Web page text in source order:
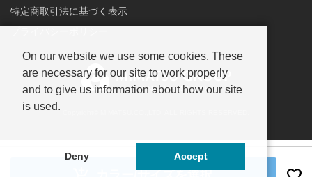
特定商取引法に基づく表示
On our website we use some cookies. These
are necessary for our site to work properly
and to give us information about how our site
is used.
Deny Accept